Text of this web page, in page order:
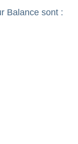
Balance sont :